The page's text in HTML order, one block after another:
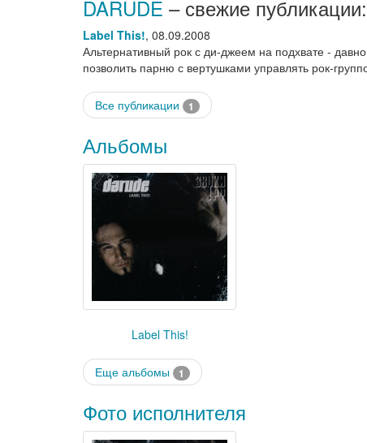
DARUDE – свежие публикации:
Label This!, 08.09.2008
Альтернативный рок с ди-джеем на подхвате -
позволить парню с вертушками управлять рок-
Все публикации 1
Альбомы
Label This!
Еще альбомы 1
Фото исполнителя